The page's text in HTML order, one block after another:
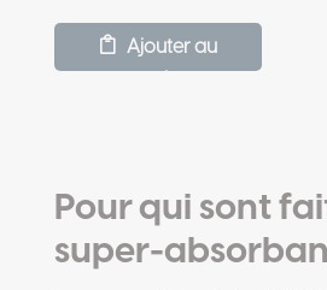
initial
était :
actuel
est :
Ajouter au
Pour qui sont
super-